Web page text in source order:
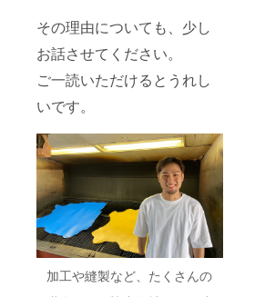
その理由についても、少し
お話させてください。
ご一読いただけるとうれし
いです。
加工や縫製など、たくさんの